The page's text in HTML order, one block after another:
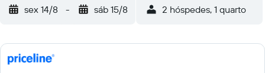
sex 14/8 - sáb 15/8 2 hóspedes, 1 quarto